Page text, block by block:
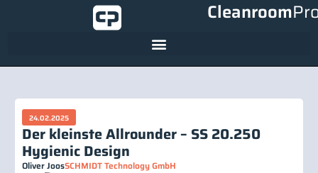
Cleanroom
24.02.2025
Der kleinste Allrounder – SS 20.250
Hygienic Design
Oliver JoosSCHMIDT Technology GmbH